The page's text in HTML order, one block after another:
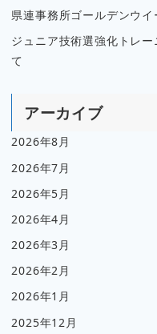
県連事務所ゴールデンウ
ジュニア技術選強化トレ
て
アーカイブ
2026年8月
2026年7月
2026年5月
2026年4月
2026年3月
2026年2月
2026年1月
2025年12月